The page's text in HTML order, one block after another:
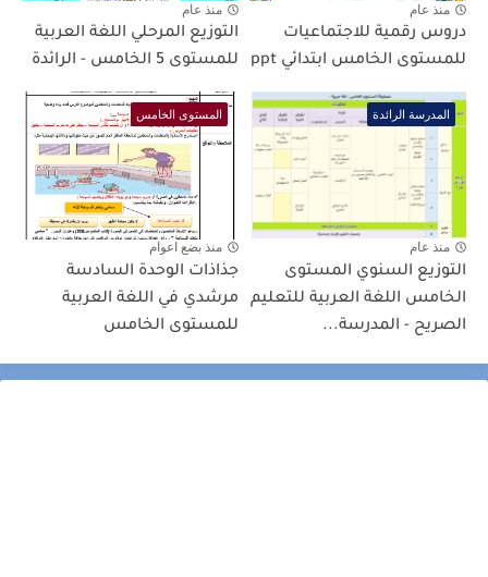
منذ عام
دروس رقمية للاجتماعيات
للمستوى الخامس ابتدائي ppt
منذ عام
التوزيع المرحلي اللغة العربية
للمستوى 5 الخامس - الرائدة
المدرسة الرائدة
منذ عام
التوزيع السنوي المستوى
الخامس اللغة العربية للتعليم
الصريح - المدرسة...
المستوى الخامس
منذ بضع اعوام
جذاذات الوحدة السادسة
مرشدي في اللغة العربية
للمستوى الخامس